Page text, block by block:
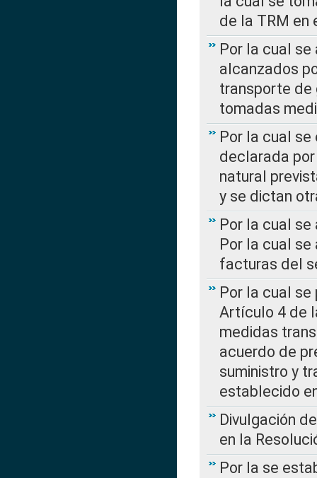
de la TRM en
Por la cual
alcanzados
transporte de
tomadas
Por la cual
declarada
natural
y se dictan
Por la cual se
Por la cual
facturas del
Por la cual
Artículo 4 de
medidas
acuerdo de
suministro y
establecido
Divulgación
en la
Por la se